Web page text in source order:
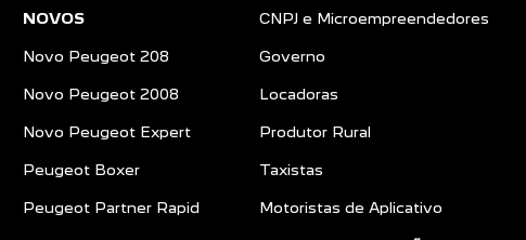
NOVOS
Novo Peugeot 208
Novo Peugeot 2008
Novo Peugeot Expert
Peugeot Boxer
Peugeot Partner Rapid
CNPJ e Microempreendedores
Governo
Locadoras
Produtor Rural
Taxistas
Motoristas de Aplicativo